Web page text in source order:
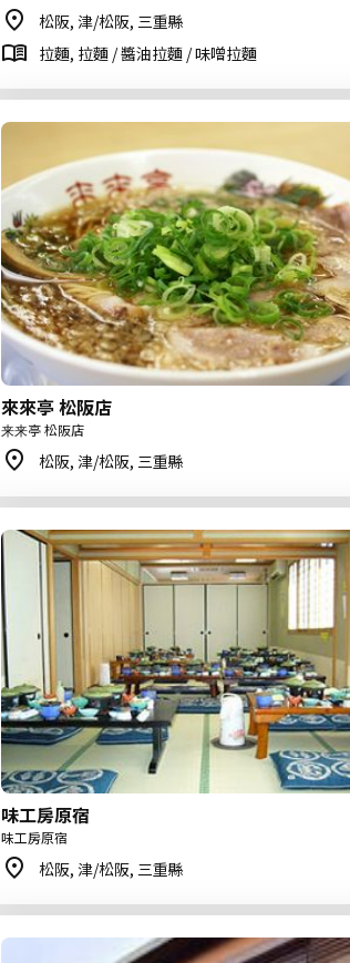
松阪, 津/松阪, 三重縣
拉麵, 拉麵 / 醬油拉麵 / 味噌拉麵
來來亭 松阪店
来来亭 松阪店
松阪, 津/松阪, 三重縣
味工房原宿
味工房原宿
松阪, 津/松阪, 三重縣